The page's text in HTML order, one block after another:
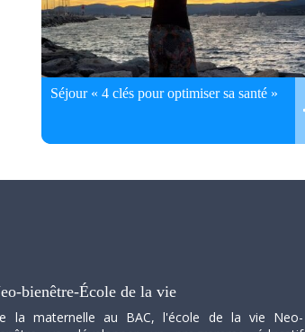
Séjour « 4 clés pour optimiser sa santé »
bienêtre-École de la vie
la maternelle au BAC, l'école de la vie Neo-